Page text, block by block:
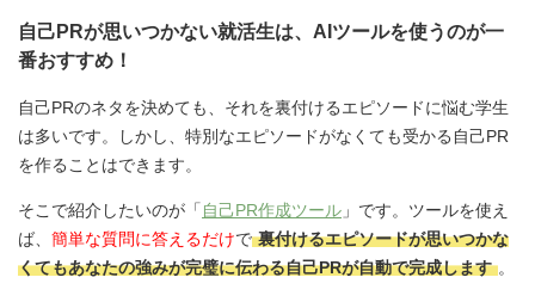
自己PRが思いつかない就活生は、AIツールを使うのが一
番おすすめ！
自己PRのネタを決めても、それを裏付けるエピソードに悩む学生
は多いです。しかし、特別なエピソードがなくても受かる自己PR
を作ることはできます。
そこで紹介したいのが「 自己PR作成ツール 」です。ツールを使え
ば、 簡単な質問に答えるだけで 裏付けるエピソードが思いつかな
くてもあなたの強みが完璧に伝わる自己PRが自動で完成します 。